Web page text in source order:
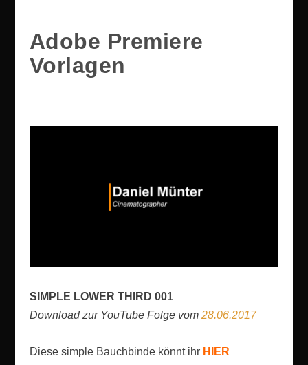
Adobe Premiere
Vorlagen
SIMPLE LOWER THIRD 001
Download zur YouTube Folge vom 28.06.2017
Diese simple Bauchbinde könnt ihr HIER